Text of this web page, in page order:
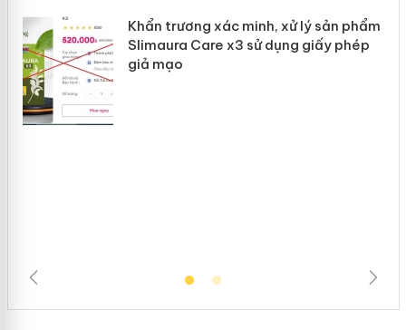
Bảo vệ thương hiệu từ gốc: Đừng để
“mất bò mới lo làm chuồng”